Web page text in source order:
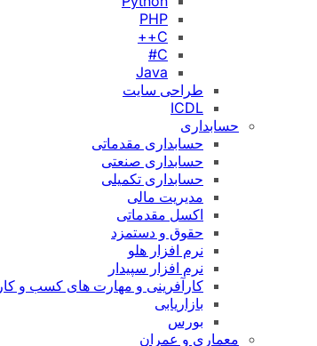
PHP
C++
C#
Java
طراحی سایت
ICDL
حسابداری
حسابداری مقدماتی
حسابداری صنعتی
حسابداری تکمیلی
مدیریت مالی
اکسل مقدماتی
حقوق و دستمزد
نرم افزار هلو
نرم افزار سپیدار
کارآفرینی و مهارت های کسب و کار
بازاریابی
بورس
معماری و عمران